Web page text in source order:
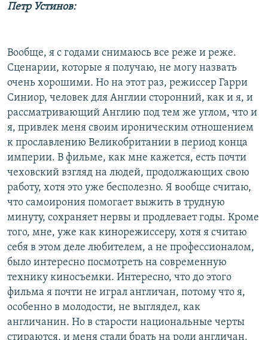
Петр Устинов:
Вообще, я с годами снимаюсь все реже и реже.
Сценарии, которые я получаю, не могу назвать
очень хорошими. Но на этот раз, режиссер Гарри
Синиор, человек для Англии сторонний, как и я, и
рассматривающий Англию под тем же углом, что и
я, привлек меня своим ироническим отношением
к прославлению Великобритании в период конца
империи. В фильме, как мне кажется, есть почти
чеховский взгляд на людей, продолжающих свою
работу, хотя это уже бесполезно. Я вообще считаю,
что самоирония помогает выжить в трудную
минуту, сохраняет нервы и продлевает годы. Кроме
того, мне, уже как кинорежиссеру, хотя я считаю
себя в этом деле любителем, а не профессионалом,
было интересно посмотреть на современную
технику киносъемки. Интересно, что до этого
фильма я почти не играл англичан, потому что я,
особенно в молодости, не выглядел, как
англичанин. Но в старости национальные черты
стираются, и меня стали брать на роли англичан.